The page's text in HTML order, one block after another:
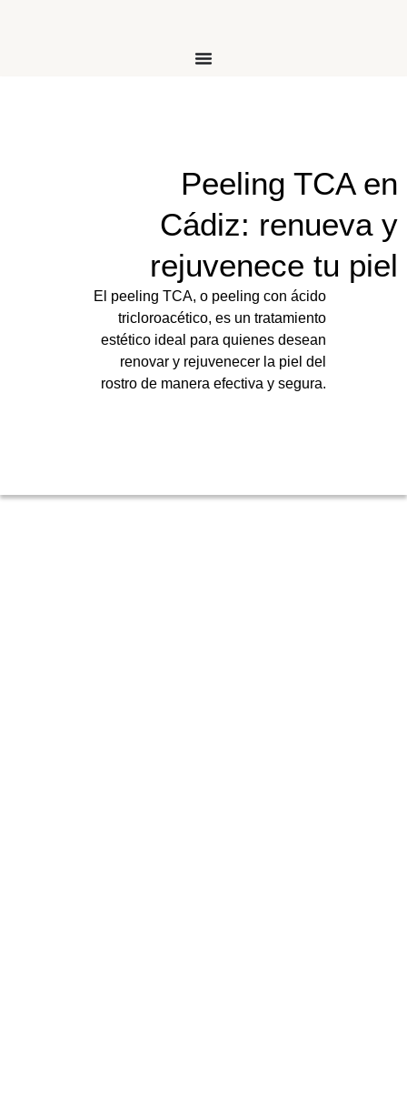
Peeling TCA en
Cádiz: renueva y
rejuvenece tu piel
El peeling TCA, o peeling con ácido
tricloroacético, es un tratamiento
estético ideal para quienes desean
renovar y rejuvenecer la piel del
rostro de manera efectiva y segura.